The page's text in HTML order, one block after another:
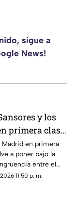
sigue a
News!
y los
primera clase
el debate
austeridad
Madrid en primera
a poner bajo la
entre el
austeridad
11:50 p. m.